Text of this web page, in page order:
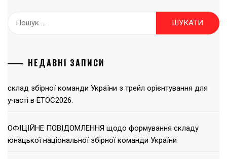
НЕДАВНІ ЗАПИСИ
склад збірної команди України з трейл орієнтування для
участі в ЕТОС2026.
ОФІЦІЙНЕ ПОВІДОМЛЕННЯ щодо формування складу
юнацької національної збірної команди України